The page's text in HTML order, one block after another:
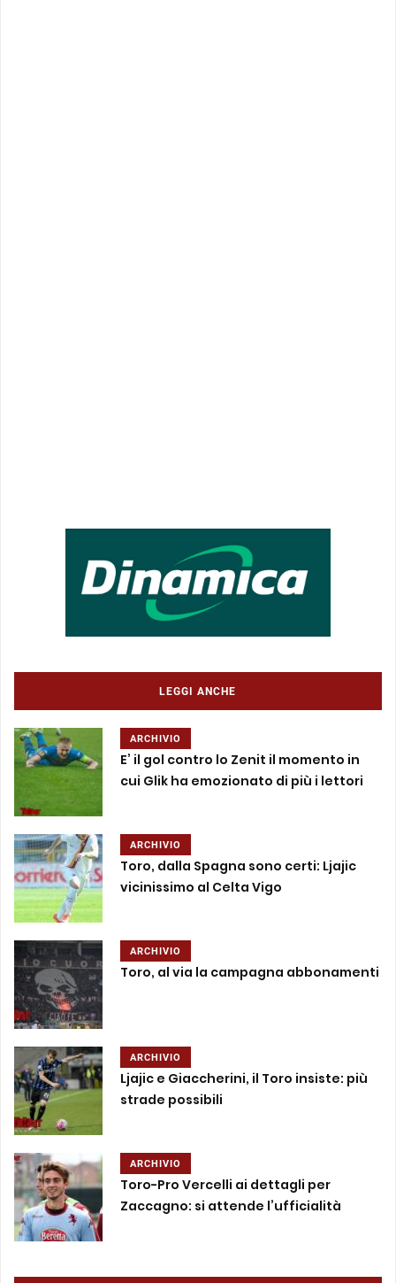
LEGGI ANCHE
ARCHIVIO
E’ il gol contro lo Zenit il momento in
cui Glik ha emozionato di più i lettori
ARCHIVIO
Toro, dalla Spagna sono certi: Ljajic
vicinissimo al Celta Vigo
ARCHIVIO
Toro, al via la campagna abbonamenti
ARCHIVIO
Ljajic e Giaccherini, il Toro insiste: più
strade possibili
ARCHIVIO
Toro-Pro Vercelli ai dettagli per
Zaccagno: si attende l’ufficialità